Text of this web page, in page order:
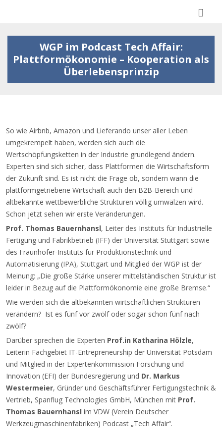
WGP im Podcast Tech Affair:
Plattformökonomie – Kooperation als
Überlebensprinzip
So wie Airbnb, Amazon und Lieferando unser aller Leben
umgekrempelt haben, werden sich auch die
Wertschöpfungsketten in der Industrie grundlegend ändern.
Experten sind sich sicher, dass Plattformen die Wirtschaftsform
der Zukunft sind. Es ist nicht die Frage ob, sondern wann die
plattformgetriebene Wirtschaft auch den B2B-Bereich und
altbekannte wettbewerbliche Strukturen völlig umwälzen wird.
Schon jetzt sehen wir erste Veränderungen.
Prof. Thomas Bauernhansl, Leiter des Instituts für Industrielle
Fertigung und Fabrikbetrieb (IFF) der Universität Stuttgart sowie
des Fraunhofer-Instituts für Produktionstechnik und
Automatisierung (IPA), Stuttgart und Mitglied der WGP ist der
Meinung: „Die große Stärke unserer mittelständischen Struktur ist
leider in Bezug auf die Plattformökonomie eine große Bremse.“
Wie werden sich die altbekannten wirtschaftlichen Strukturen
verändern? Ist es fünf vor zwölf oder sogar schon fünf nach
zwölf?
Darüber sprechen die Experten Prof.in Katharina Hölzle,
Leiterin Fachgebiet IT-Entrepreneurship der Universität Potsdam
und Mitglied in der Expertenkommission Forschung und
Innovation (EFI) der Bundesregierung und Dr. Markus
Westermeier, Gründer und Geschäftsführer Fertigungstechnik &
Vertrieb, Spanflug Technologies GmbH, München mit Prof.
Thomas Bauernhansl im VDW (Verein Deutscher
Werkzeugmaschinenfabriken) Podcast „Tech Affair“.